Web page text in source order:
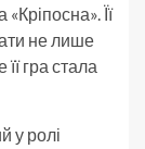
Її
не лише
гра стала
у ролі